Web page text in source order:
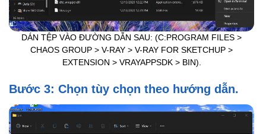
DÁN TỆP VÀO ĐƯỜNG DẪN SAU: (C:PROGRAM FILES >
CHAOS GROUP > V-RAY > V-RAY FOR SKETCHUP >
EXTENSION > VRAYAPPSDK > BIN).
Bước 3: Chọn tùy chọn theo hướng dẫn.